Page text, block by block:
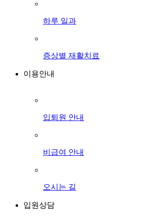
하루 일과
증상별 재활치료
이용안내
입퇴원 안내
비급여 안내
오시는 길
입원상담